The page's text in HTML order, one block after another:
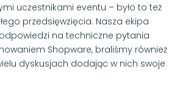
uczestnikami eventu – było to też
przedsięwzięcia. Nasza ekipa
odpowiedzi na techniczne pytania
Shopware, braliśmy również
dyskusjach dodając w nich swoje